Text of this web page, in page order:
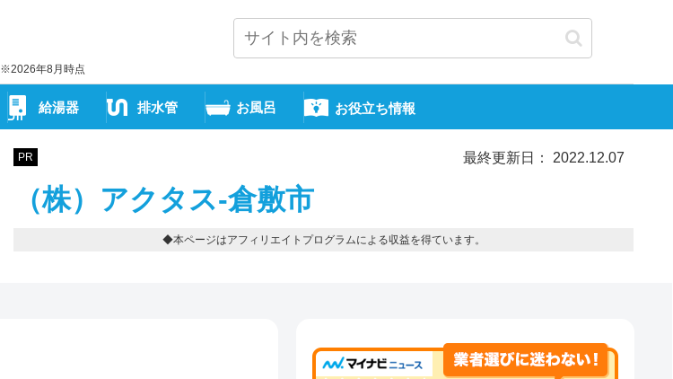
※2026年8月時点
給湯器 排水管 お風呂 お役立ち情報
PR 最終更新日： 2022.12.07
（株）アクタス-倉敷市
◆本ページはアフィリエイトプログラムによる収益を得ています。